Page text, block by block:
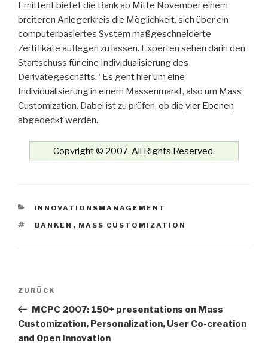
Emittent bietet die Bank ab Mitte November einem
breiteren Anlegerkreis die Möglichkeit, sich über ein
computerbasiertes System maßgeschneiderte
Zertifikate auflegen zu lassen. Experten sehen darin den
Startschuss für eine Individualisierung des
Derivategeschäfts.“ Es geht hier um eine
Individualisierung in einem Massenmarkt, also um Mass
Customization. Dabei ist zu prüfen, ob die vier Ebenen
abgedeckt werden.
Copyright © 2007. All Rights Reserved.
KATEGORIEN
INNOVATIONSMANAGEMENT
SCHLAGWÖRTER
BANKEN , MASS CUSTOMIZATION
Beitrags-
Vorheriger
Beitrag
ZURÜCK
MCPC 2007: 150+ presentations on Mass
Customization, Personalization, User Co-creation
and Open Innovation